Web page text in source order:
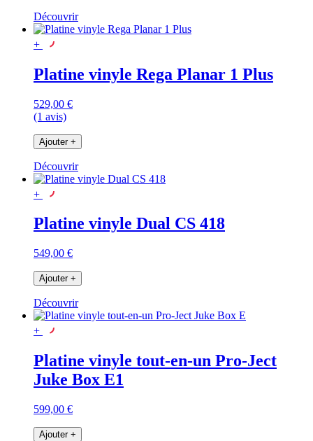
Découvrir
+
Platine vinyle Rega Planar 1 Plus
529,00 €
(1 avis)
Ajouter +
Découvrir
+
Platine vinyle Dual CS 418
549,00 €
Ajouter +
Découvrir
+
Platine vinyle tout-en-un Pro-Ject
Juke Box E1
599,00 €
Ajouter +